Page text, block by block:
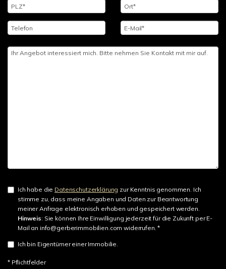
Ich habe die Datenschutzerklärung zur Kenntnis genommen. Ich
stimme zu, dass meine Angaben und Daten zur Beantwortung
meiner Anfrage elektronisch erhoben und gespeichert werden.
Hinweis: Sie können Ihre Einwilligung jederzeit für die Zukunft per E-
Mail an info@gerberimmobilien.com widerrufen. *
Ich bin Eigentümer einer Immobilie.
* Pflichtfelder